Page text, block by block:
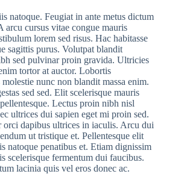
natoque. Feugiat in ante metus dictum
arcu cursus vitae congue mauris
lorem sed risus. Hac habitasse
sagittis purus. Volutpat blandit
sed pulvinar proin gravida. Ultricies
tortor at auctor. Lobortis
nunc non blandit massa enim.
sed sed. Elit scelerisque mauris
Lectus proin nibh nisl
ultrices dui sapien eget mi proin sed.
orci dapibus ultrices in iaculis. Arcu dui
ut tristique et. Pellentesque elit
natoque penatibus et. Etiam dignissim
scelerisque fermentum dui faucibus.
lacinia quis vel eros donec ac.